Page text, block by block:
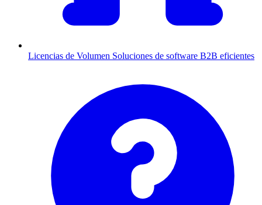
Licencias de Volumen Soluciones de software B2B eficientes